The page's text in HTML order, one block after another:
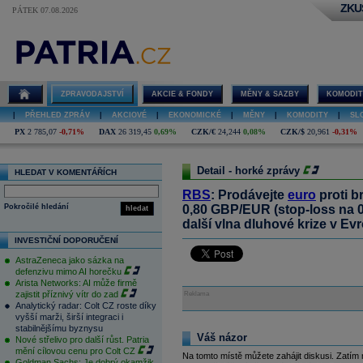
PÁTEK 07.08.2026
ZPRAVODAJSTVÍ AKCIE & FONDY MĚNY & SAZBY
PŘEHLED ZPRÁV AKCIOVÉ EKONOMICKÉ MĚNY KOMODITY
PX 2 785,07 -0,71% DAX 26 319,45 0,69% CZK/€ 24,244 0,08% CZK/$ 20,961 -0,31%
HLEDAT V KOMENTÁŘÍCH
hledat
Pokročilé hledání
INVESTIČNÍ DOPORUČENÍ
AstraZeneca jako sázka na
defenzivu mimo AI horečku
Arista Networks: AI může firmě
zajistit příznivý vítr do zad
Analytický radar: Colt CZ roste díky
vyšší marži, širší integraci i
stabilnějšímu byznysu
Nové střelivo pro další růst. Patria
mění cílovou cenu pro Colt CZ
Detail - horké zprávy
RBS: Prodávejte euro proti
0,80 GBP/EUR (stop-loss na
další vlna dluhové krize v
Reklama
Váš názor
Na tomto místě můžete zahájit diskusi.